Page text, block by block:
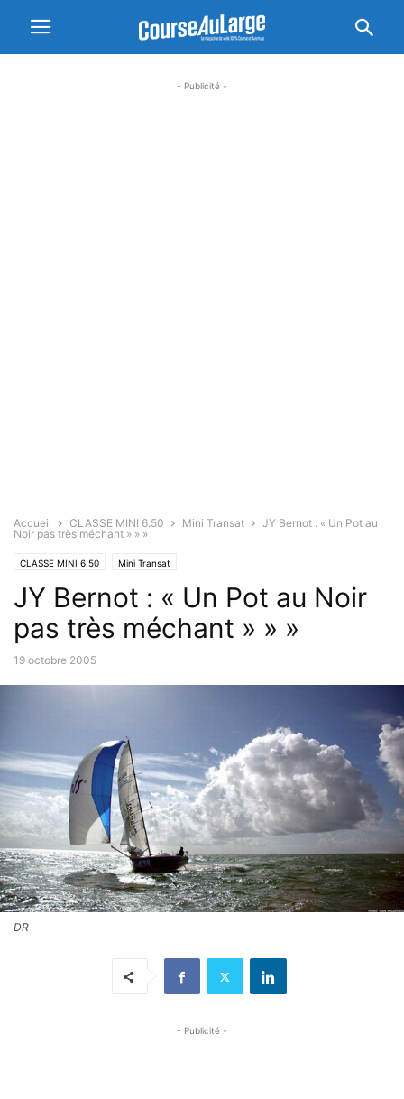
- Publicité -
Accueil CLASSE MINI 6.50 Mini Transat
JY Bernot : « Un Pot au
Noir pas très méchant » » »
CLASSE MINI 6.50 Mini Transat
JY Bernot : « Un Pot au Noir
pas très méchant » » »
19 octobre 2005
DR
- Publicité -